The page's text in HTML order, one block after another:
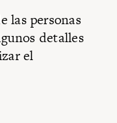
las personas
detalles
el